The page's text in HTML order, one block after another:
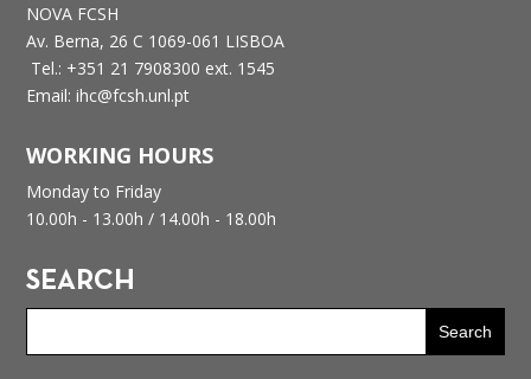
NOVA FCSH
Av. Berna, 26 C 1069-061 LISBOA
Tel.: +351 21 7908300 ext. 1545
Email: ihc@fcsh.unl.pt
WORKING HOURS
Monday to Friday
10.00h - 13.00h / 14.00h - 18.00h
SEARCH